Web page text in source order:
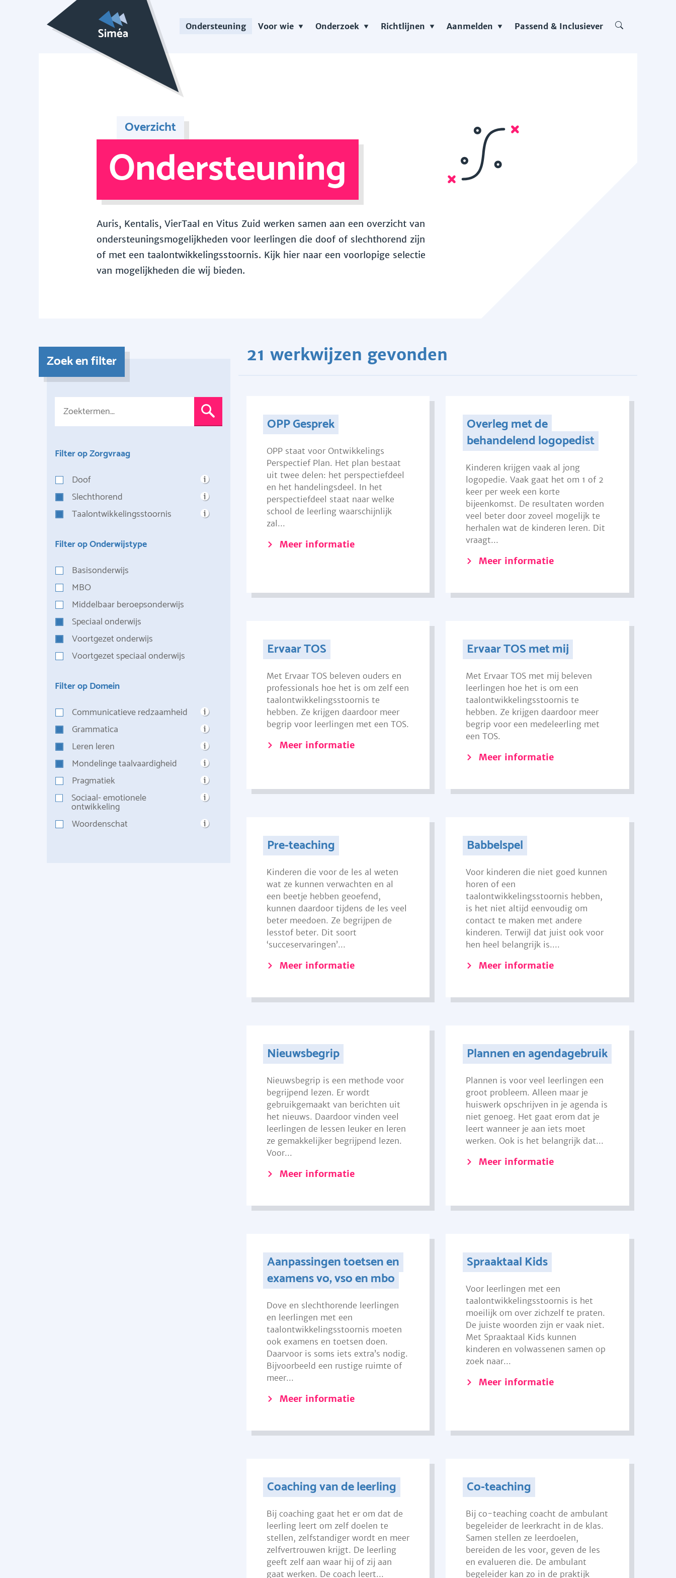
Ondersteuning Voor wie Onderzoek Richtlijnen Aanmelden Passend & Inclusiever
Overzicht
Ondersteuning
Auris, Kentalis, VierTaal en Vitus Zuid werken samen aan een overzicht van
ondersteuningsmogelijkheden voor leerlingen die doof of slechthorend zijn
of met een taalontwikkelingsstoornis. Kijk hier naar een voorlopige selectie
van mogelijkheden die wij bieden.
Zoek en filter
Filter op Zorgvraag
Doof
Slechthorend
Taalontwikkelingsstoornis
Filter op Onderwijstype
Basisonderwijs
MBO
Middelbaar beroepsonderwijs
Speciaal onderwijs
Voortgezet onderwijs
Voortgezet speciaal onderwijs
Filter op Domein
Communicatieve redzaamheid
Grammatica
Leren leren
Mondelinge taalvaardigheid
Pragmatiek
Sociaal- emotionele
ontwikkeling
Woordenschat
21 werkwijzen gevonden
OPP Gesprek
OPP staat voor Ontwikkelings
Perspectief Plan. Het plan bestaat
uit twee delen: het perspectiefdeel
en het handelingsdeel. In het
perspectiefdeel staat naar welke
school de leerling waarschijnlijk
zal...
Meer informatie
Overleg met de
behandelend logopedist
Kinderen krijgen vaak al jong
logopedie. Vaak gaat het om 1 of 2
keer per week een korte
bijeenkomst. De resultaten worden
veel beter door zoveel mogelijk te
herhalen wat de kinderen leren. Dit
vraagt...
Meer informatie
Ervaar TOS
Met Ervaar TOS beleven ouders en
professionals hoe het is om zelf een
taalontwikkelingsstoornis te
hebben. Ze krijgen daardoor meer
begrip voor leerlingen met een TOS.
Meer informatie
Ervaar TOS met mij
Met Ervaar TOS met mij beleven
leerlingen hoe het is om een
taalontwikkelingsstoornis te
hebben. Ze krijgen daardoor meer
begrip voor een medeleerling met
een TOS.
Meer informatie
Pre-teaching
Kinderen die voor de les al weten
wat ze kunnen verwachten en al
een beetje hebben geoefend,
kunnen daardoor tijdens de les veel
beter meedoen. Ze begrijpen de
lesstof beter. Dit soort
‘succeservaringen’...
Meer informatie
Babbelspel
Voor kinderen die niet goed kunnen
horen of een
taalontwikkelingsstoornis hebben,
is het niet altijd eenvoudig om
contact te maken met andere
kinderen. Terwijl dat juist ook voor
hen heel belangrijk is....
Meer informatie
Nieuwsbegrip
Nieuwsbegrip is een methode voor
begrijpend lezen. Er wordt
gebruikgemaakt van berichten uit
het nieuws. Daardoor vinden veel
leerlingen de lessen leuker en leren
ze gemakkelijker begrijpend lezen.
Voor...
Meer informatie
Plannen en agendagebruik
Plannen is voor veel leerlingen een
groot probleem. Alleen maar je
huiswerk opschrijven in je agenda is
niet genoeg. Het gaat erom dat je
leert wanneer je aan iets moet
werken. Ook is het belangrijk dat...
Meer informatie
Aanpassingen toetsen en
examens vo, vso en mbo
Dove en slechthorende leerlingen
en leerlingen met een
taalontwikkelingsstoornis moeten
ook examens en toetsen doen.
Daarvoor is soms iets extra’s nodig.
Bijvoorbeeld een rustige ruimte of
meer...
Meer informatie
Spraaktaal Kids
Voor leerlingen met een
taalontwikkelingsstoornis is het
moeilijk om over zichzelf te praten.
De juiste woorden zijn er vaak niet.
Met Spraaktaal Kids kunnen
kinderen en volwassenen samen op
zoek naar...
Meer informatie
Coaching van de leerling
Bij coaching gaat het er om dat de
leerling leert om zelf doelen te
stellen, zelfstandiger wordt en meer
zelfvertrouwen krijgt. De leerling
geeft zelf aan waar hij of zij aan
gaat werken. De coach leert...
Co-teaching
Bij co-teaching coacht de ambulant
begeleider de leerkracht in de klas.
Samen stellen ze leerdoelen,
bereiden de les voor, geven de les
en evalueren die. De ambulant
begeleider kan zo in de praktijk